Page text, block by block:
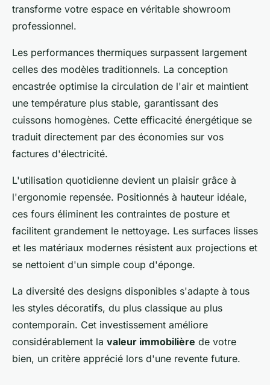
transforme votre espace en véritable showroom
professionnel.
Les performances thermiques surpassent largement
celles des modèles traditionnels. La conception
encastrée optimise la circulation de l'air et maintient
une température plus stable, garantissant des
cuissons homogènes. Cette efficacité énergétique se
traduit directement par des économies sur vos
factures d'électricité.
L'utilisation quotidienne devient un plaisir grâce à
l'ergonomie repensée. Positionnés à hauteur idéale,
ces fours éliminent les contraintes de posture et
facilitent grandement le nettoyage. Les surfaces lisses
et les matériaux modernes résistent aux projections et
se nettoient d'un simple coup d'éponge.
La diversité des designs disponibles s'adapte à tous
les styles décoratifs, du plus classique au plus
contemporain. Cet investissement améliore
considérablement la valeur immobilière de votre
bien, un critère apprécié lors d'une revente future.